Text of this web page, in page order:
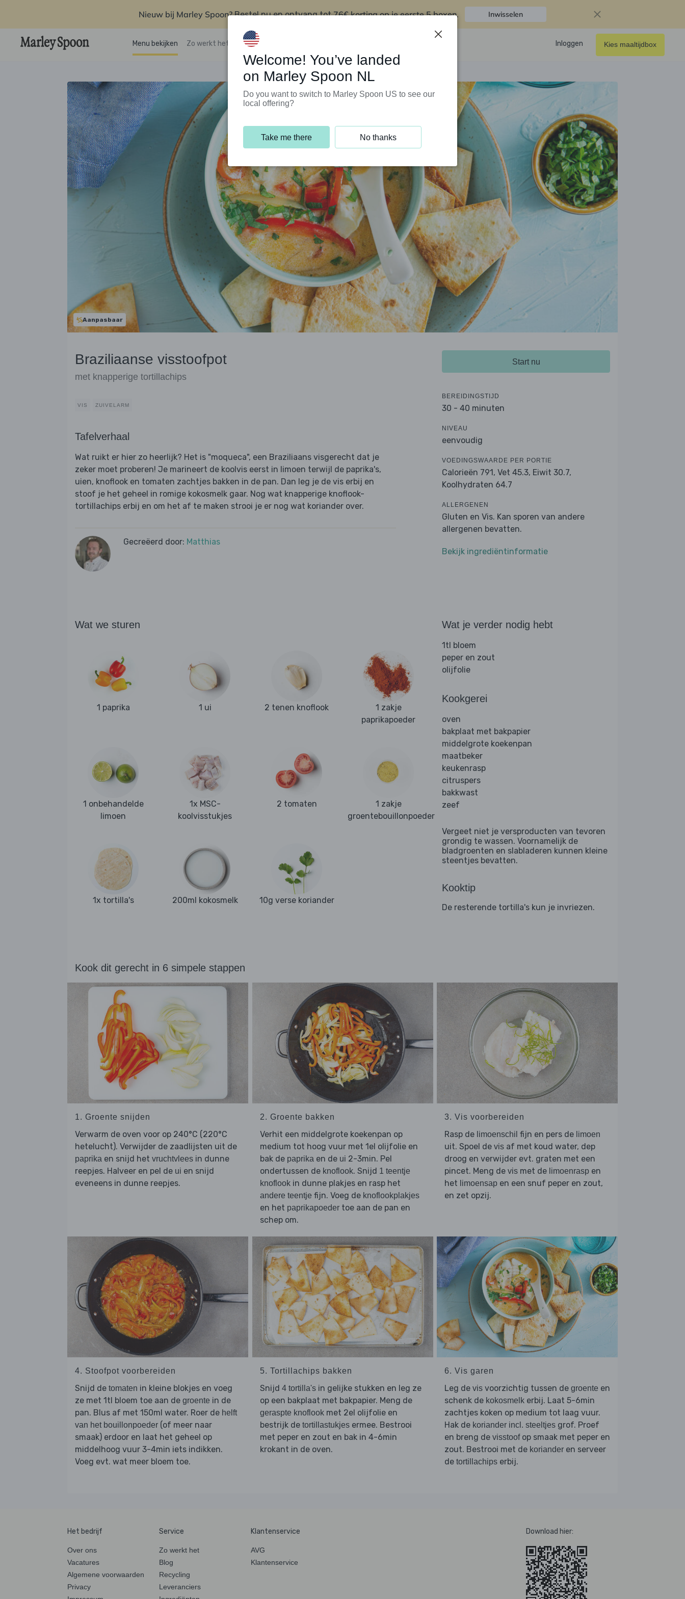
Nieuw bij Marley Spoon?Bestel nu en ontvang tot76€ korting op je eerste 5 boxen. Inwisselen
Menu bekijken Zo werkt het Klantenservice Inloggen Kies maaltijdbox
Aanpasbaar
Braziliaanse visstoofpot
met knapperige tortillachips
VIS ZUIVELARM
Tafelverhaal
Wat ruikt er hier zo heerlijk? Het is "moqueca", een Braziliaans visgerecht dat je
zeker moet proberen! Je marineert de koolvis eerst in limoen terwijl de paprika's,
uien, knoflook en tomaten zachtjes bakken in de pan. Dan leg je de vis erbij en
stoof je het geheel in romige kokosmelk gaar. Nog wat knapperige knoflook-
tortillachips erbij en om het af te maken strooi je er nog wat koriander over.
Gecreëerd door: Matthias
Start nu
BEREIDINGSTIJD
30 - 40 minuten
NIVEAU
eenvoudig
VOEDINGSWAARDE PER PORTIE
Calorieën 791, Vet 45.3, Eiwit 30.7,
Koolhydraten 64.7
ALLERGENEN
Gluten en Vis. Kan sporen van andere
allergenen bevatten.
Bekijk ingrediëntinformatie
Wat we sturen
1 paprika 1 ui 2 tenen knoflook
1 zakje
paprikapoeder
1 onbehandelde
limoen
1x MSC-
koolvisstukjes
2 tomaten
1 zakje
groentebouillonpoeder
1x tortilla's 200ml kokosmelk 10g verse koriander
Wat je verder nodig hebt
1tl bloem
peper en zout
olijfolie
Kookgerei
oven
bakplaat met bakpapier
middelgrote koekenpan
maatbeker
keukenrasp
citruspers
bakkwast
zeef
Vergeet niet je versproducten van tevoren
grondig te wassen. Voornamelijk de
bladgroenten en slabladeren kunnen kleine
steentjes bevatten.
Kooktip
De resterende tortilla's kun je invriezen.
Kook dit gerecht in 6 simpele stappen
1. Groente snijden
Verwarm de oven voor op 240°C (220°C
hetelucht). Verwijder de zaadlijsten uit de
paprika en snijd het vruchtvlees in dunne
reepjes. Halveer en pel de ui en snijd
eveneens in dunne reepjes.
2. Groente bakken
Verhit een middelgrote koekenpan op
medium tot hoog vuur met 1el olijfolie en
bak de paprikaen de ui 2-3min. Pel
ondertussen de knoflook. Snijd 1 teentje
knoflookin dunne plakjes en rasp het
andere teentje fijn. Voeg de knoflookplakjes
en het paprikapoedertoe aan de pan en
schep om.
3. Vis voorbereiden
Rasp de limoenschil fijn en pers de limoen
uit. Spoel de vis af met koud water, dep
droog en verwijder evt. graten met een
pincet. Meng de vis met de limoenrasp en
het limoensap en een snuf peper en zout,
en zet opzij.
4. Stoofpot voorbereiden
Snijd de tomaten in kleine blokjes en voeg
ze met 1tl bloem toe aan de groente in de
pan. Blus af met 150ml water. Roer de helft
van het bouillonpoeder (of meer naar
smaak) erdoor en laat het geheel op
middelhoog vuur 3-4min iets indikken.
Voeg evt. wat meer bloem toe.
5. Tortillachips bakken
Snijd 4 tortilla'sin gelijke stukken en leg ze
op een bakplaat met bakpapier. Meng de
geraspte knoflookmet 2el olijfolie en
bestrijk de tortillastukjesermee. Bestrooi
met peper en zout en bak in 4-6min
krokant in de oven.
6. Vis garen
Leg de vis voorzichtig tussen de groente en
schenk de kokosmelk erbij. Laat 5-6min
zachtjes koken op medium tot laag vuur.
Hak de koriander incl. steeltjes grof. Proef
en breng de visstoofop smaak met peper en
zout. Bestrooi met de koriander en serveer
de tortillachips erbij.
Het bedrijf
Over ons
Vacatures
Algemene voorwaarden
Privacy
Service
Zo werkt het
Blog
Recycling
Leveranciers
Klantenservice
AVG
Klantenservice
Download hier:
Welcome! You’ve landed
on Marley Spoon NL
Do you want to switch to Marley Spoon US to see our
local offering?
Take me there No thanks